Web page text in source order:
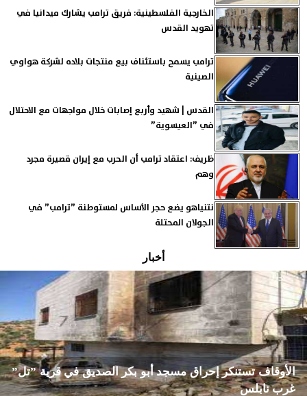
الخارجية الفلسطينية: فريق ترامب يشارك ميدانيا في
تهويد القدس
ترامب يسمح باستئناف بيع منتجات بلاده لشركة هواوي
الصينية
القدس | شهيد وأربع إصابات خلال مواجهات مع الاحتلال
في ”العيسوية”
ظريف: اعتقاد ترامب أن الحرب مع إيران قصيرة مجرد
وهم
نتنياهو يضع حجر الأساس لمستوطنة ”ترامب” في
الجولان المحتلة
أخبار
الأوقاف تستنكر إحراق مسجد أبو بكر الصديق في قرية ”تل”
غرب نابلس